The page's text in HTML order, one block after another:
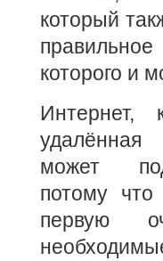
который
которого и
Интернет,
может
потому
первую